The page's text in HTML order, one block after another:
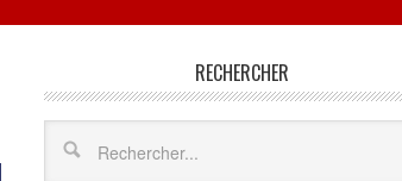
RECHERCHER